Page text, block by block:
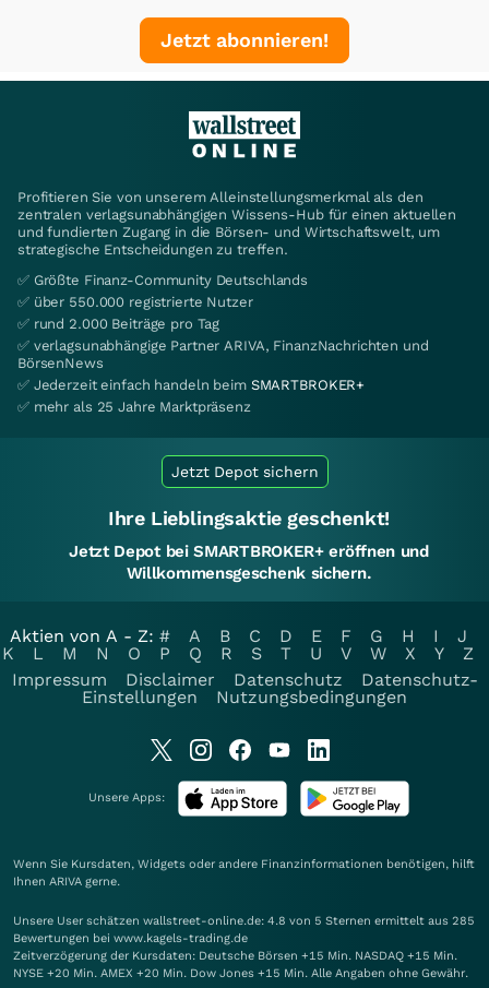
Jetzt abonnieren!
Profitieren Sie von unserem Alleinstellungsmerkmal als den
zentralen verlagsunabhängigen Wissens-Hub für einen aktuellen
und fundierten Zugang in die Börsen- und Wirtschaftswelt, um
strategische Entscheidungen zu treffen.
✅ Größte Finanz-Community Deutschlands
✅ über 550.000 registrierte Nutzer
✅ rund 2.000 Beiträge pro Tag
✅ verlagsunabhängige Partner ARIVA, FinanzNachrichten und
BörsenNews
✅ Jederzeit einfach handeln beim SMARTBROKER+
✅ mehr als 25 Jahre Marktpräsenz
Jetzt Depot sichern
Ihre Lieblingsaktie geschenkt!
Jetzt Depot bei SMARTBROKER+ eröffnen und
Willkommensgeschenk sichern.
Aktien von A - Z: # A B C D E F G H I
J
K
L M N O P Q R S T U V W X Y
Z
Impressum
Disclaimer Datenschutz
Datenschutz-
Einstellungen
Nutzungsbedingungen
Unsere Apps:
Wenn Sie Kursdaten, Widgets oder andere Finanzinformationen benötigen, hilft
Ihnen ARIVA gerne.
Unsere User schätzen wallstreet-online.de: 4.8 von 5 Sternen ermittelt aus 285
Bewertungen bei www.kagels-trading.de
Zeitverzögerung der Kursdaten: Deutsche Börsen +15 Min. NASDAQ +15 Min.
NYSE +20 Min. AMEX +20 Min. Dow Jones +15 Min. Alle Angaben ohne Gewähr.